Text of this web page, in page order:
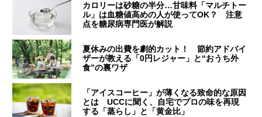
カロリーは砂糖の半分…甘味料「マルチトー
ル」は血糖値高めの人が使ってOK？ 注意
点を糖尿病専門医が解説
夏休みの出費を劇的カット！ 節約アドバイ
ザーが教える「0円レジャー」と“おうち外
食”の裏ワザ
「アイスコーヒー」が薄くなる致命的な原因
とは UCCに聞く、自宅でプロの味を再現
する「蒸らし」と「黄金比」